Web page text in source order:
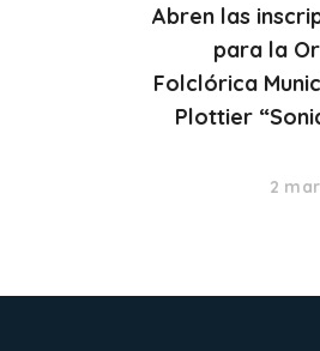
Abren las
para la
Folclórica
Plottier
2